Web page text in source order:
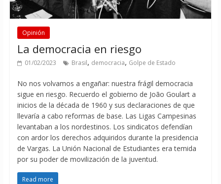
Opinión
La democracia en riesgo
01/02/2023 Brasil, democracia, Golpe de Estado
No nos volvamos a engañar: nuestra frágil democracia
sigue en riesgo. Recuerdo el gobierno de João Goulart a
inicios de la década de 1960 y sus declaraciones de que
llevaría a cabo reformas de base. Las Ligas Campesinas
levantaban a los nordestinos. Los sindicatos defendían
con ardor los derechos adquiridos durante la presidencia
de Vargas. La Unión Nacional de Estudiantes era temida
por su poder de movilización de la juventud.
Read more